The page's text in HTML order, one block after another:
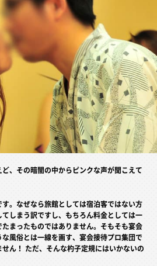
、その暗闇の中からピンクな声が聞こえて
。なぜなら旅館としては宿泊客ではない方
しまう訳ですし、もちろん料金としては一
まったものではありません。そもそも宴会
風俗とは一線を画す、宴会接待プロ集団で
ん！ ただ、そんな杓子定規にはいかないの